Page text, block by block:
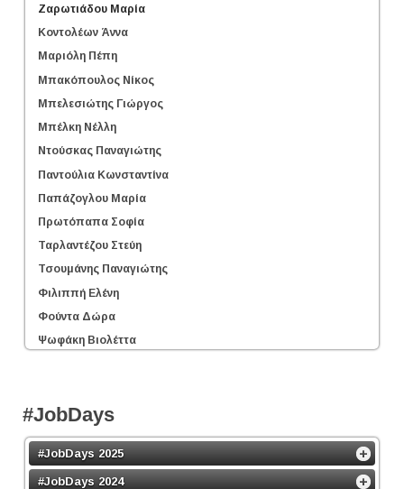
Ζαρωτιάδου Μαρία
Κοντολέων Άννα
Μαριόλη Πέπη
Μπακόπουλος Νίκος
Μπελεσιώτης Γιώργος
Μπέλκη Νέλλη
Ντούσκας Παναγιώτης
Παντούλια Κωνσταντίνα
Παπάζογλου Μαρία
Πρωτόπαπα Σοφία
Ταρλαντέζου Στεύη
Τσουμάνης Παναγιώτης
Φιλιππή Ελένη
Φούντα Δώρα
Ψωφάκη Βιολέττα
#JobDays
#JobDays 2025
#JobDays 2024